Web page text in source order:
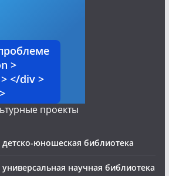
>
</div >
проекты
детско-юношеская библиотека
научная библиотека